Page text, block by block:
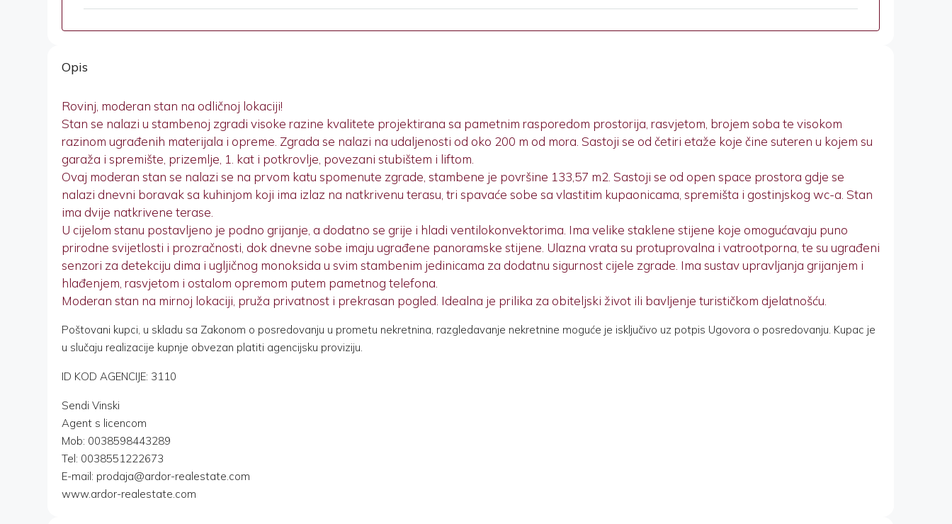
Opis
Rovinj, moderan stan na odličnoj lokaciji!
Stan se nalazi u stambenoj zgradi visoke razine kvalitete projektirana sa pametnim rasporedom prostorija, rasvjetom, brojem soba te visokom
razinom ugrađenih materijala i opreme. Zgrada se nalazi na udaljenosti od oko 200 m od mora. Sastoji se od četiri etaže koje čine suteren u kojem su
garaža i spremište, prizemlje, 1. kat i potkrovlje, povezani stubištem i liftom.
Ovaj moderan stan se nalazi se na prvom katu spomenute zgrade, stambene je površine 133,57 m2. Sastoji se od open space prostora gdje se
nalazi dnevni boravak sa kuhinjom koji ima izlaz na natkrivenu terasu, tri spavaće sobe sa vlastitim kupaonicama, spremišta i gostinjskog wc-a. Stan
ima dvije natkrivene terase.
U cijelom stanu postavljeno je podno grijanje, a dodatno se grije i hladi ventilokonvektorima. Ima velike staklene stijene koje omogućavaju puno
prirodne svijetlosti i prozračnosti, dok dnevne sobe imaju ugrađene panoramske stijene. Ulazna vrata su protuprovalna i vatrootporna, te su ugrađeni
senzori za detekciju dima i ugljičnog monoksida u svim stambenim jedinicama za dodatnu sigurnost cijele zgrade. Ima sustav upravljanja grijanjem i
hlađenjem, rasvjetom i ostalom opremom putem pametnog telefona.
Moderan stan na mirnoj lokaciji, pruža privatnost i prekrasan pogled. Idealna je prilika za obiteljski život ili bavljenje turističkom djelatnošću.
Poštovani kupci, u skladu sa Zakonom o posredovanju u prometu nekretnina, razgledavanje nekretnine moguće je isključivo uz potpis Ugovora o posredovanju. Kupac je
u slučaju realizacije kupnje obvezan platiti agencijsku proviziju.
ID KOD AGENCIJE: 3110
Sendi Vinski
Agent s licencom
Mob: 0038598443289
Tel: 0038551222673
E-mail: prodaja@ardor-realestate.com
www.ardor-realestate.com